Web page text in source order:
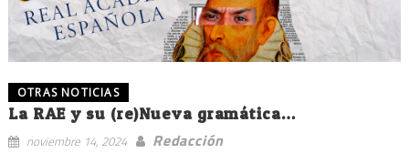
OTRAS NOTICIAS
La RAE y su (re)Nueva gramática…
noviembre 14, 2024
Redacción